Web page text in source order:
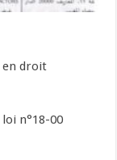
en droit
n°18-00